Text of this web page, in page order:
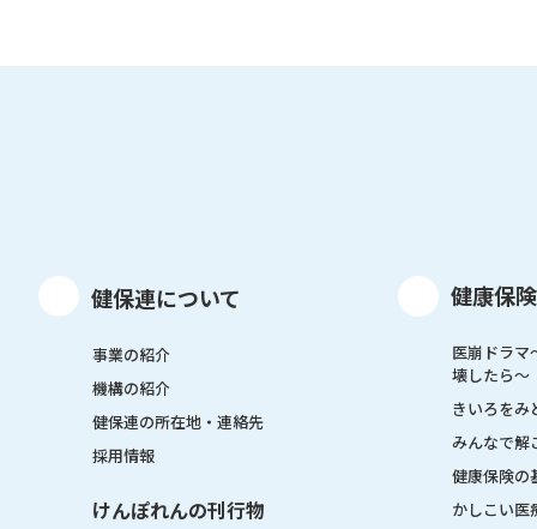
健保連について
事業の紹介
機構の紹介
健保連の所在地・連絡先
採用情報
けんぽれんの刊行物
健康保
医崩ドラマ
壊したら〜
きいろをみ
みんなで解
健康保険の
かしこい医